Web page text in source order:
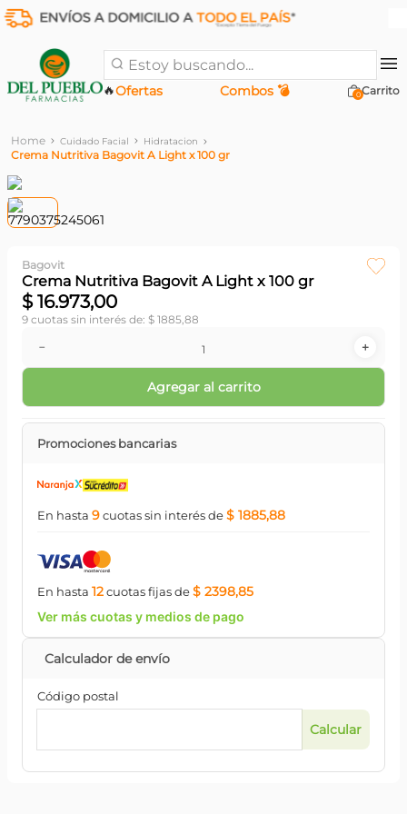
Estoy buscando...
Ofertas
🔥 Combos 💣 0
Cuidado Facial Hidratacion
Crema Nutritiva Bagovit A Light x 100 gr
Bagovit
Crema Nutritiva Bagovit A Light x 100 gr
$ 16.973,00
9 cuotas sin interés de: $ 1885,88
＋
－
Agregar al carrito
Promociones bancarias
En hasta 9cuotassin interésde$ 1885,88
En hasta 12cuotasfijasde$ 2398,85
Ver más cuotas y medios de pago
Código postal